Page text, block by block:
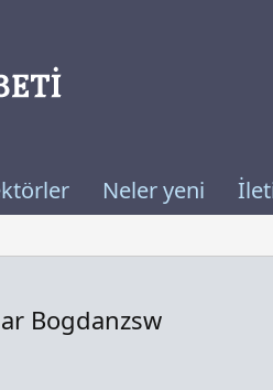
Neler yeni
Bogdanzsw